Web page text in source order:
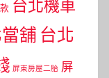
台北機車
舖 台北
屏東房屋二胎 屏